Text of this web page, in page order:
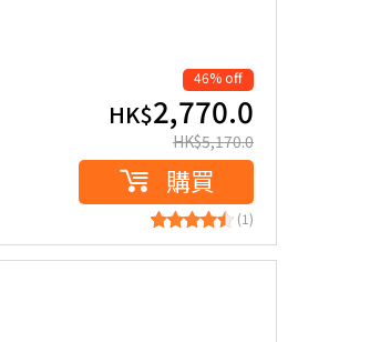
46% off
HK$2,770.0
HK$5,170.0
購買
(1)